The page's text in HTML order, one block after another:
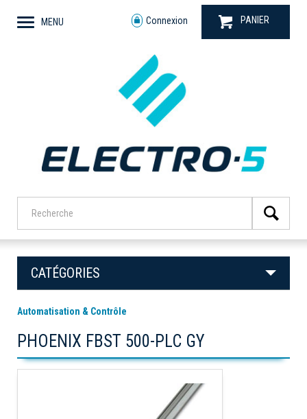
MENU Connexion PANIER
CATÉGORIES
Automatisation & Contrôle
PHOENIX FBST 500-PLC GY